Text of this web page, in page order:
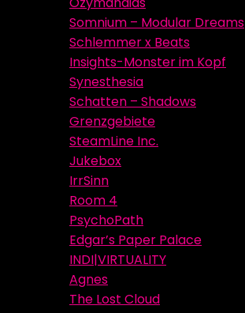
Somnium – Modular Dreams
Schlemmer x Beats
Insights-Monster im Kopf
Synesthesia
Schatten – Shadows
Grenzgebiete
SteamLine Inc.
Jukebox
IrrSinn
Room 4
PsychoPath
Edgar’s Paper Palace
INDI|VIRTUALITY
Agnes
The Lost Cloud